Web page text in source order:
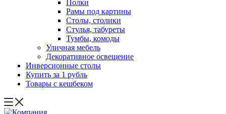
Полки
Рамы под картины
Столы, столики
Стулья, табуреты
Тумбы, комоды
Уличная мебель
Декоративное освещение
Инверсионные столы
Купить за 1 рубль
Товары с кешбеком